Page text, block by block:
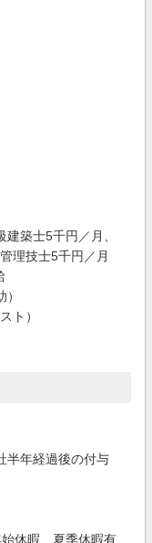
築士5千円／月、
理技士5千円／月
ト）
半年経過後の付与
休暇、夏季休暇有